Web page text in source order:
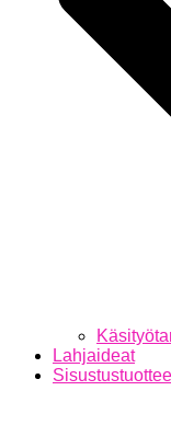
Lahjaideat